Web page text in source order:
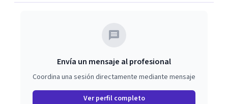
Envía un mensaje al profesional
Coordina una sesión directamente mediante mensaje
Ver perfil completo